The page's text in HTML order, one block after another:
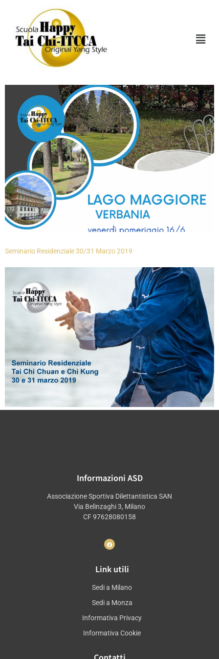
Tag:Scuola Itcca
Stage Residenziale Di Fine Anno
Seminario Residenziale 30/31 Marzo 2019
Informazioni ASD
Associazione Sportiva Dilettantistica SAN
Via Belinzaghi 3, Milano
CF 97628080158
Link utili
Sedi a Milano
Sedi a Monza
Informativa Privacy
Informativa Cookie